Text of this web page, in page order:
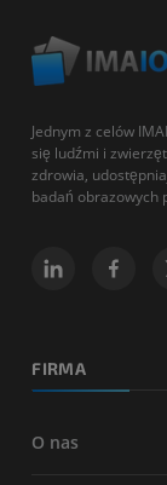
Jednym z celów
się ludźmi i
zdrowia,
badań obrazowych
FIRMA
O nas